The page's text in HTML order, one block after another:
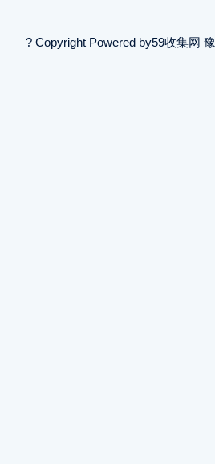
? Copyright Powered by59收集网